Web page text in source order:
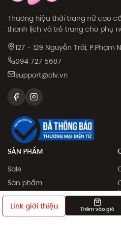
Link giới thiệu Thêm vào giỏ
Thương hiệu thời trang nữ cao
thanh lịch và trẻ trung cho phụ
127 - 129 Nguyễn Trãi, P.Phạm
094 727 5687
support@olv.vn
SẢN PHẨM
Sale
Sản phẩm
Collection
Khám phá